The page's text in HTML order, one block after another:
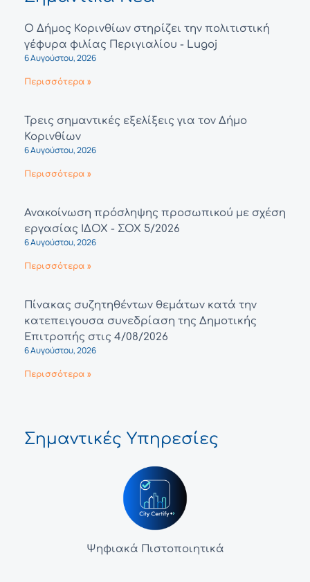
Ο Δήμος Κορινθίων στηρίζει την πολιτιστική
γέφυρα φιλίας Περιγιαλίου - Lugoj
6 Αυγούστου, 2026
Περισσότερα »
Τρεις σημαντικές εξελίξεις για τον Δήμο
Κορινθίων
6 Αυγούστου, 2026
Περισσότερα »
Ανακοίνωση πρόσληψης προσωπικού με σχέση
εργασίας ΙΔΟΧ - ΣΟΧ 5/2026
6 Αυγούστου, 2026
Περισσότερα »
Πίνακας συζητηθέντων θεμάτων κατά την
κατεπειγουσα συνεδρίαση της Δημοτικής
Επιτροπής στις 4/08/2026
6 Αυγούστου, 2026
Περισσότερα »
Σημαντικές Υπηρεσίες
Ψηφιακά Πιστοποιητικά